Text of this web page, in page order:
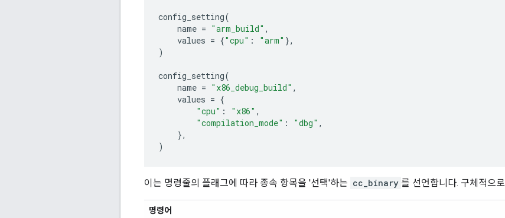
config_setting(
name = "arm_build" ,
values = {"cpu" : "arm" },
)
config_setting(
name = "x86_debug_build" ,
values = {
"cpu" : "x86" ,
"compilation_mode" : "dbg" ,
},
)
이는 명령줄의 플래그에 따라 종속 항목을 '선택'하는 cc_binary 를 선언합니다. 구체적으로
명령어